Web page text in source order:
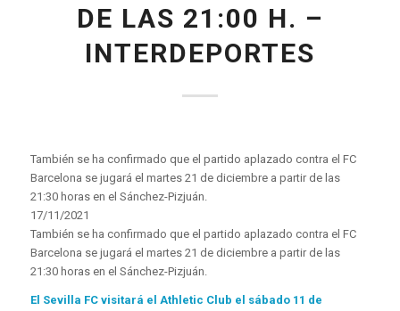
DE LAS 21:00 H. –
INTERDEPORTES
También se ha confirmado que el partido aplazado contra el FC
Barcelona se jugará el martes 21 de diciembre a partir de las
21:30 horas en el Sánchez-Pizjuán.
17/11/2021
También se ha confirmado que el partido aplazado contra el FC
Barcelona se jugará el martes 21 de diciembre a partir de las
21:30 horas en el Sánchez-Pizjuán.
El Sevilla FC visitará el Athletic Club el sábado 11 de